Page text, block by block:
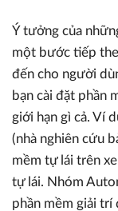
Ý tưởng của
một bước tiếp
đến cho người
bạn cài đặt phần
giới hạn gì cả. Ví
(nhà nghiên cứu
mềm tự lái trên xe
tự lái. Nhóm
phần mềm giải trí